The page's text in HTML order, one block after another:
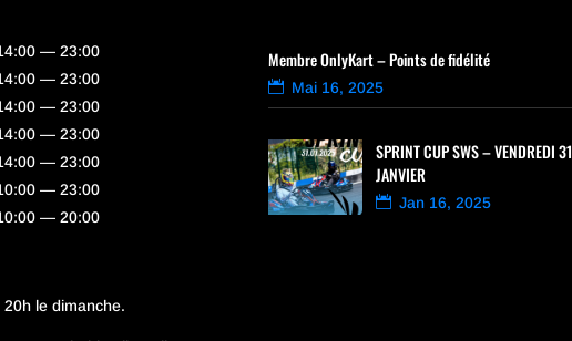
le dimanche.
— 23:00
— 23:00
— 23:00
— 23:00
— 23:00
— 23:00
— 20:00
Membre OnlyKart – Points de fidélité
Mai 16, 2025
SPRINT CUP SWS – VENDREDI 31
JANVIER
Jan 16, 2025